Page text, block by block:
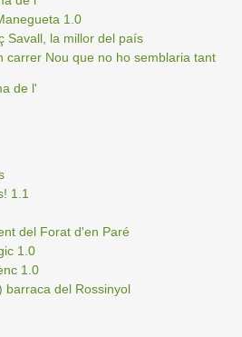
1.0
Savall, la millor del país
carrer Nou que no ho semblaria tant
de l'
1.1
del Forat d'en Paré
1.0
1.0
barraca del Rossinyol